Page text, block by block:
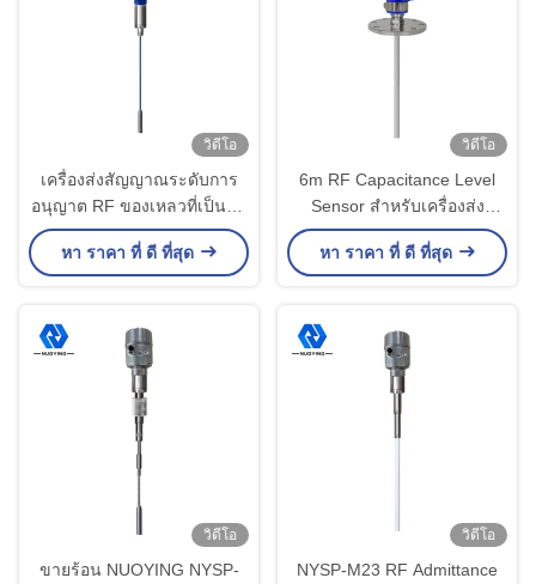
วิดีโอ
เครื่องส่งสัญญาณระดับการ
อนุญาต RF ของเหลวที่เป็นสื่อ
กระแสไฟฟ้าที่เป็นสื่อกระแส
ไฟฟ้า 4Mpa ลบ 40 ถึง 800
หา ราคา ที่ ดี ที่สุด
วิดีโอ
6m RF Capacitance Level
Sensor สำหรับเครื่องส่ง
สัญญาณระดับ Capacitive
Liquid ที่มีฤทธิ์กัดกร่อนสูง
หา ราคา ที่ ดี ที่สุด
วิดีโอ
ขายร้อน NUOYING NYSP-
วิดีโอ
NYSP-M23 RF Admittance